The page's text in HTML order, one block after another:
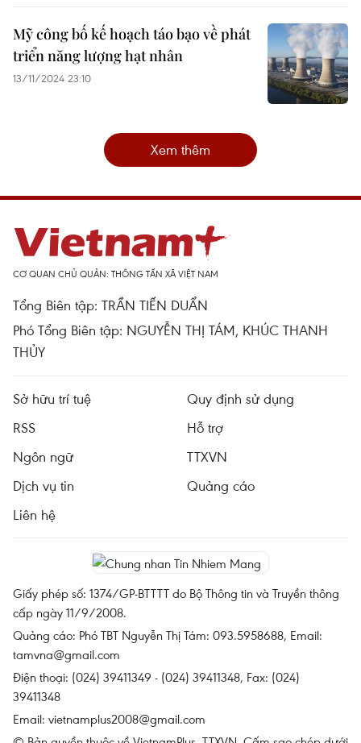
Mỹ công bố kế hoạch táo bạo về phát
triển năng lượng hạt nhân
13/11/2024 23:10
Xem thêm
CƠ QUAN CHỦ QUẢN: THÔNG TẤN XÃ VIỆT NAM
Tổng Biên tập: TRẦN TIẾN DUẨN
Phó Tổng Biên tập: NGUYỄN THỊ TÁM, KHÚC THANH
THỦY
Sở hữu trí tuệ
Quy định sử dụng
RSS
Hỗ trợ
Ngôn ngữ
TTXVN
Dịch vụ tin
Quảng cáo
Liên hệ
Giấy phép số: 1374/GP-BTTTT do Bộ Thông tin và Truyền thông
cấp ngày 11/9/2008.
Quảng cáo: Phó TBT Nguyễn Thị Tám: 093.5958688, Email:
tamvna@gmail.com
Điện thoại: (024) 39411349 - (024) 39411348, Fax: (024)
39411348
Email: vietnamplus2008@gmail.com